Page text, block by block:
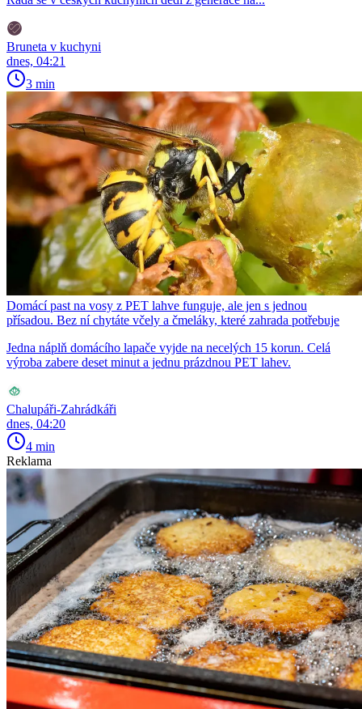
Bruneta v kuchyni
dnes, 04:21
3 min
Domácí past na vosy z PET lahve funguje, ale jen s jednou
přísadou. Bez ní chytáte včely a čmeláky, které zahrada potřebuje
Jedna náplň domácího lapače vyjde na necelých 15 korun. Celá
výroba zabere deset minut a jednu prázdnou PET lahev.
Chalupáři-Zahrádkáři
dnes, 04:20
4 min
Reklama